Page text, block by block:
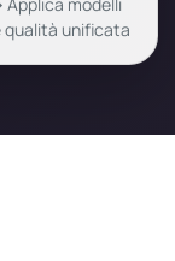
unificata